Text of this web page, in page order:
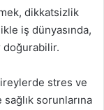
dikkatsizlik
iş dünyasında,
doğurabilir.
stres ve
sorunlarına